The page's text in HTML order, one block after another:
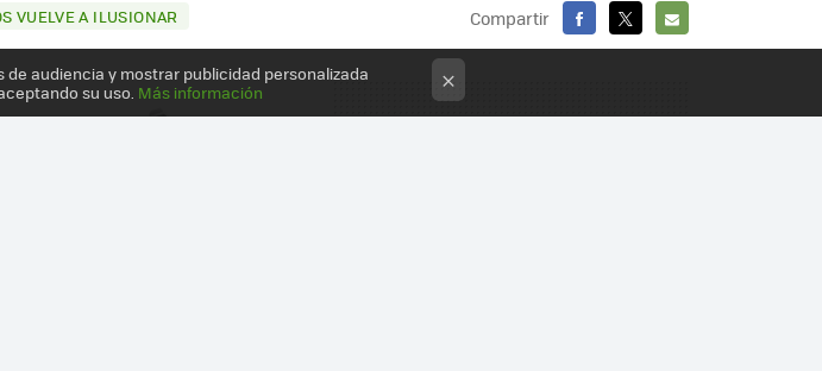
Compartir
FACEBOOK
X
E-
VUELVE A ILUSIONAR
audiencia y mostrar publicidad personalizada
su uso. Más información